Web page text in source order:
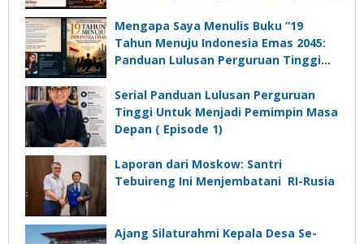
Komunikasi Kades untuk Memajukan
Desa
Mengapa Saya Menulis Buku “19
Tahun Menuju Indonesia Emas 2045:
Panduan Lulusan Perguruan Tinggi
Depan”?
Serial Panduan Lulusan Perguruan
Tinggi Untuk Menjadi Pemimpin Masa
Depan ( Episode 1)
Laporan dari Moskow: Santri
Tebuireng Ini Menjembatani RI-Rusia
Ajang Silaturahmi Kepala Desa Se-